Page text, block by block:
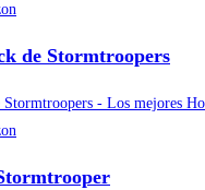
de Stormtroopers